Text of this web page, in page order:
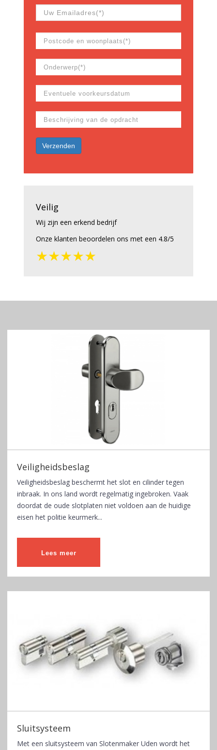
Veilig
Wij zijn een erkend bedrijf
Onze klanten beoordelen ons met een 4.8/5
★★★★★
Veiligheidsbeslag
Veiligheidsbeslag beschermt het slot en cilinder tegen
inbraak. In ons land wordt regelmatig ingebroken. Vaak
doordat de oude slotplaten niet voldoen aan de huidige
eisen het politie keurmerk...
Lees meer
Sluitsysteem
Met een sluitsysteem van Slotenmaker Uden wordt het